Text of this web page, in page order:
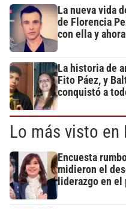
La nueva vida
de Florencia
con ella y
La historia de
Fito Páez, y
conquistó a
Lo más visto en
Encuesta
midieron el
liderazgo en